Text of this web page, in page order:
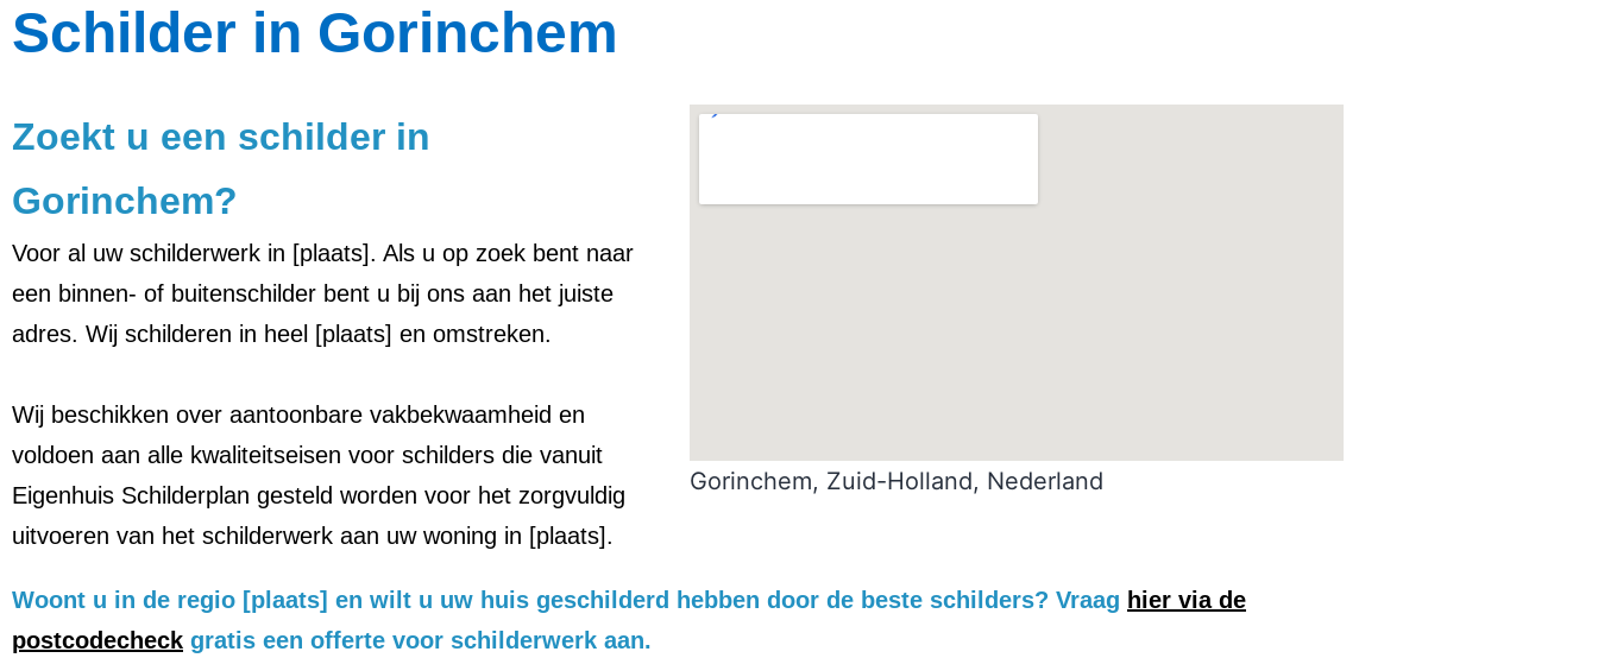
Schilder in Gorinchem
Zoekt u een schilder in
Gorinchem?
Voor al uw schilderwerk in [plaats]. Als u op zoek bent naar
een binnen- of buitenschilder bent u bij ons aan het juiste
adres. Wij schilderen in heel [plaats] en omstreken.
Wij beschikken over aantoonbare vakbekwaamheid en
voldoen aan alle kwaliteitseisen voor schilders die vanuit
Eigenhuis Schilderplan gesteld worden voor het zorgvuldig
uitvoeren van het schilderwerk aan uw woning in [plaats].
Gorinchem, Zuid-Holland, Nederland
Woont u in de regio [plaats] en wilt u uw huis geschilderd hebben door de beste schilders? Vraag hier via de
postcodecheck gratis een offerte voor schilderwerk aan.